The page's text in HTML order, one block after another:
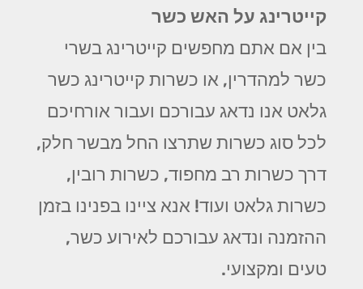
קייטרינג על האש כשר
בין אם אתם מחפשים קייטרינג בשרי
כשר למהדרין, או כשרות קייטרינג כשר
גלאט אנו נדאג עבורכם ועבור אורחיכם
לכל סוג כשרות שתרצו החל מבשר חלק,
דרך כשרות רב מחפוד, כשרות רובין,
כשרות גלאט ועוד! אנא ציינו בפנינו בזמן
ההזמנה ונדאג עבורכם לאירוע כשר,
טעים ומקצועי.